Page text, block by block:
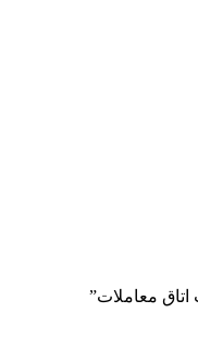
معاملات”